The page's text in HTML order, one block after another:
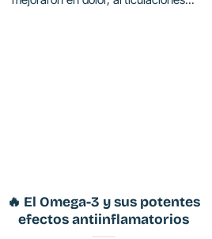
🔥 El Omega-3 y sus potentes
efectos antiinflamatorios